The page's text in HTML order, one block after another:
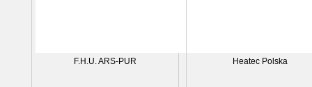
F.H.U. ARS-PUR Heatec Polska